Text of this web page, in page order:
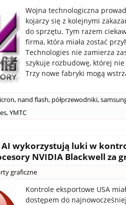
Wojna technologiczna
kojarzy się z kolejnymi
do sprzętu. Tym razem
firma, która miała zostać
Technologies nie zamierza
szykuje rozbudowę, której
Trzy nowe fabryki mogą
, nand flash, półprzewodniki,
,YMTC
wykorzystują luki w
NVIDIA Blackwell za
graficzne
Kontrole eksportowe USA
dostępem do